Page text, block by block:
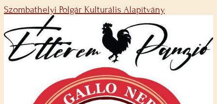
Szombathelyi Polgár Kulturális Alapítvány